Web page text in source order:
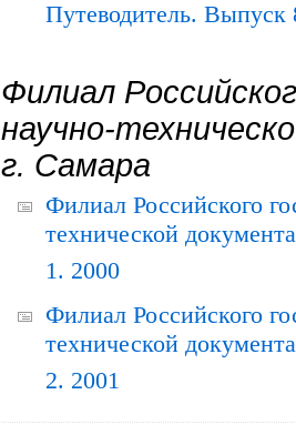
Путеводитель. Выпуск
Филиал
научно-
г. Самара
Филиал Российского
технической
1. 2000
Филиал Российского
технической
2. 2001